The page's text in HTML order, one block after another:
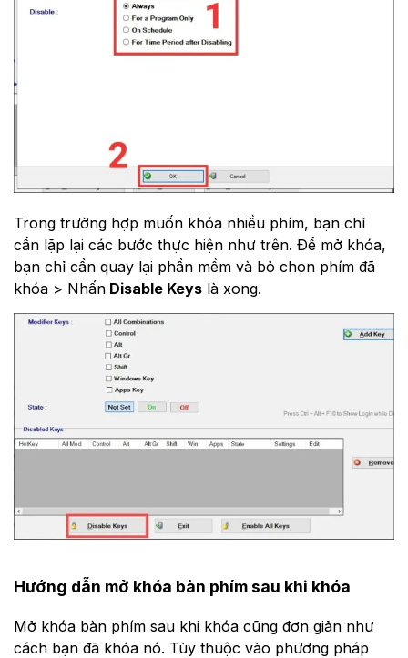
Trong trường hợp muốn khóa nhiều phím, bạn chỉ
cần lặp lại các bước thực hiện như trên. Để mở khóa,
bạn chỉ cần quay lại phần mềm và bỏ chọn phím đã
khóa​ > Nhấn Disable Keys là xong.
Hướng dẫn mở khóa bàn phím sau khi khóa
Mở khóa bàn phím sau khi khóa cũng đơn giản như
cách bạn đã khóa nó. Tùy thuộc vào phương pháp